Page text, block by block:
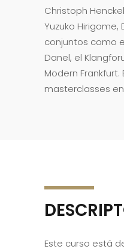
Christoph
Yuzuko Hirigome,
conjuntos como
Danel, el
Modern
masterclasses
Este curso está